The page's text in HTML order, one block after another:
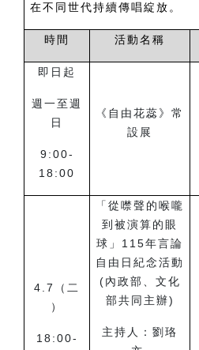
在不同世代持續傳唱綻放。
時間 活動名稱
即日起
週一至週
日
9:00-
18:00
《自由花蕊》常
設展
4.7
（二
）
18:00-
「從噤聲的喉嚨
到被演算的眼
球」115年言論
自由日紀念活動
(內政部、文化
部共同主辦)
主持人：劉珞